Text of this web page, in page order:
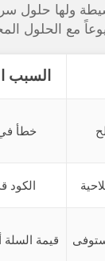
ولها حلول
مع الحلول
السبب
خطأ في
الكود
قيمة السلة أقل